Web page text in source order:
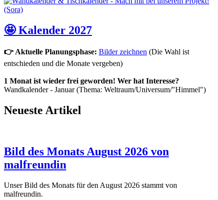
🤩 Kalender 2027
👉 Aktuelle Planungsphase: Bilder zeichnen (Die Wahl ist
entschieden und die Monate vergeben)
1 Monat ist wieder frei geworden! Wer hat Interesse?
Wandkalender - Januar (Thema: Weltraum/Universum/"Himmel")
Neueste Artikel
Bild des Monats August 2026 von
malfreundin
Unser Bild des Monats für den August 2026 stammt von
malfreundin.